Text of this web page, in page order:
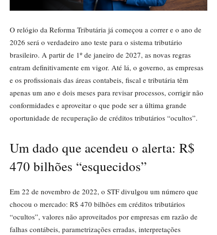
O relógio da Reforma Tributária já começou a correr e o ano de
2026 será o verdadeiro ano teste para o sistema tributário
brasileiro. A partir de 1º de janeiro de 2027, as novas regras
entram definitivamente em vigor. Até lá, o governo, as empresas
e os profissionais das áreas contabeis, fiscal e tributária têm
apenas um ano e dois meses para revisar processos, corrigir não
conformidades e aproveitar o que pode ser a última grande
oportunidade de recuperação de créditos tributários “ocultos”.
Um dado que acendeu o alerta: R$
470 bilhões “esquecidos”
Em 22 de novembro de 2022, o STF divulgou um número que
chocou o mercado: R$ 470 bilhões em créditos tributários
“ocultos”, valores não aproveitados por empresas em razão de
falhas contábeis, parametrizações erradas, interpretações